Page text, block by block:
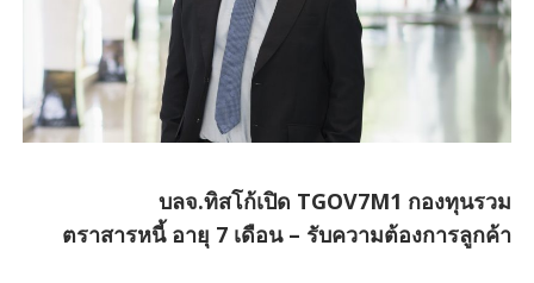
บลจ.ทิสโก้เปิด TGOV7M1 กองทุนรวม
ตราสารหนี้ อายุ 7 เดือน – รับความต้องการลูกค้า